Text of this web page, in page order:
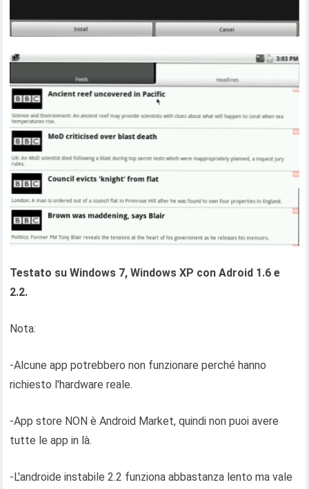
Testato su Windows 7, Windows XP con Adroid 1.6 e
2.2.
Nota:
-Alcune app potrebbero non funzionare perché hanno
richiesto l'hardware reale.
-App store NON è Android Market, quindi non puoi avere
tutte le app in là.
-L'androide instabile 2.2 funziona abbastanza lento ma vale